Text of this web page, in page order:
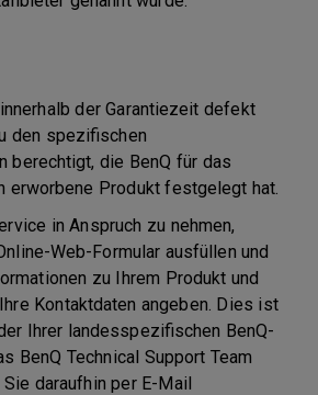
der Garantiezeit defekt
den spezifischen
berechtigt, die BenQ für das
erworbene Produkt festgelegt hat.
in Anspruch zu nehmen,
Web-Formular ausfüllen und
zu Ihrem Produkt und
Kontaktdaten angeben. Dies ist
Ihrer landesspezifischen BenQ-
BenQ Technical Support Team
Sie daraufhin per E-Mail